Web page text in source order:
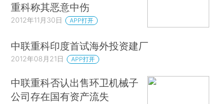
重科称其恶意中伤
2012年11月30日 APP打开
中联重科印度首试海外投资建厂
2012年08月21日 APP打开
中联重科否认出售环卫机械子
公司存在国有资产流失